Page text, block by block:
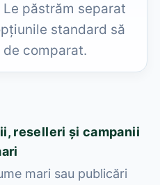
păstrăm separat
standard să
de comparat.
reselleri și campanii
mari sau publicări